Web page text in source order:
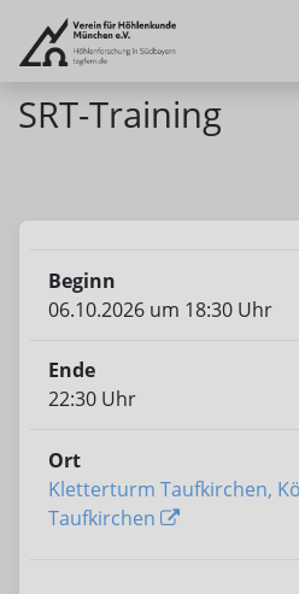
SRT-Training
Beginn
06.10.2026 um 18:30 Uhr
Ende
22:30 Uhr
Ort
Kletterturm Taufkirchen,
Taufkirchen